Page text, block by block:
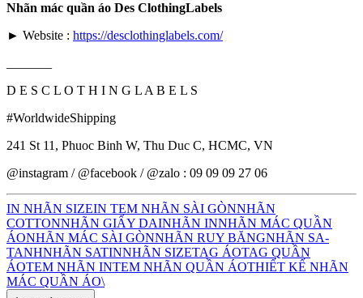
Nhãn mác quần áo Des ClothingLabels
► Website : https://desclothinglabels.com/
D E S C L O T H I N G L A B E L S
#WorldwideShipping
241 St 11, Phuoc Binh W, Thu Duc C, HCMC, VN
@instagram / @facebook / @zalo : 09 09 09 27 06
IN NHÃN SIZEIN TEM NHÃN SÀI GÒNNHÃN
COTTONNHÃN GIẤY DAINHÃN INNHÃN MÁC QUẦN
ÁONHÃN MÁC SÀI GÒNNHÃN RUY BĂNGNHÃN SA-
TANHNHÃN SATINNHÃN SIZETAG ÁOTAG QUẦN
ÁOTEM NHÃN INTEM NHÃN QUẦN ÁOTHIẾT KẾ NHÃN
MÁC QUẦN ÁO\